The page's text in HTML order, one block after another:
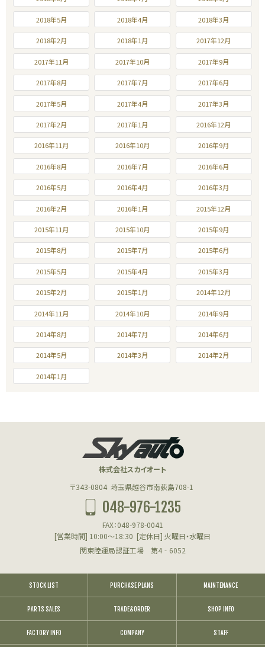
2018年5月 2018年4月 2018年3月
2018年2月 2018年1月 2017年12月
2017年11月 2017年10月 2017年9月
2017年8月 2017年7月 2017年6月
2017年5月 2017年4月 2017年3月
2017年2月 2017年1月 2016年12月
2016年11月 2016年10月 2016年9月
2016年8月 2016年7月 2016年6月
2016年5月 2016年4月 2016年3月
2016年2月 2016年1月 2015年12月
2015年11月 2015年10月 2015年9月
2015年8月 2015年7月 2015年6月
2015年5月 2015年4月 2015年3月
2015年2月 2015年1月 2014年12月
2014年11月 2014年10月 2014年9月
2014年8月 2014年7月 2014年6月
2014年5月 2014年3月 2014年2月
2014年1月
株式会社スカイオート
〒343-0804 埼玉県越谷市南荻島708-1
048-976-1235
FAX：048-978-0041
[営業時間] 10:00～18:30 [定休日] 火曜日・水曜日
関東陸運局認証工場 第4‐6052
STOCK LIST PURCHASE PLANS MAINTENANCE
PARTS SALES TRADE&ORDER SHOP INFO
FACTORY INFO COMPANY STAFF